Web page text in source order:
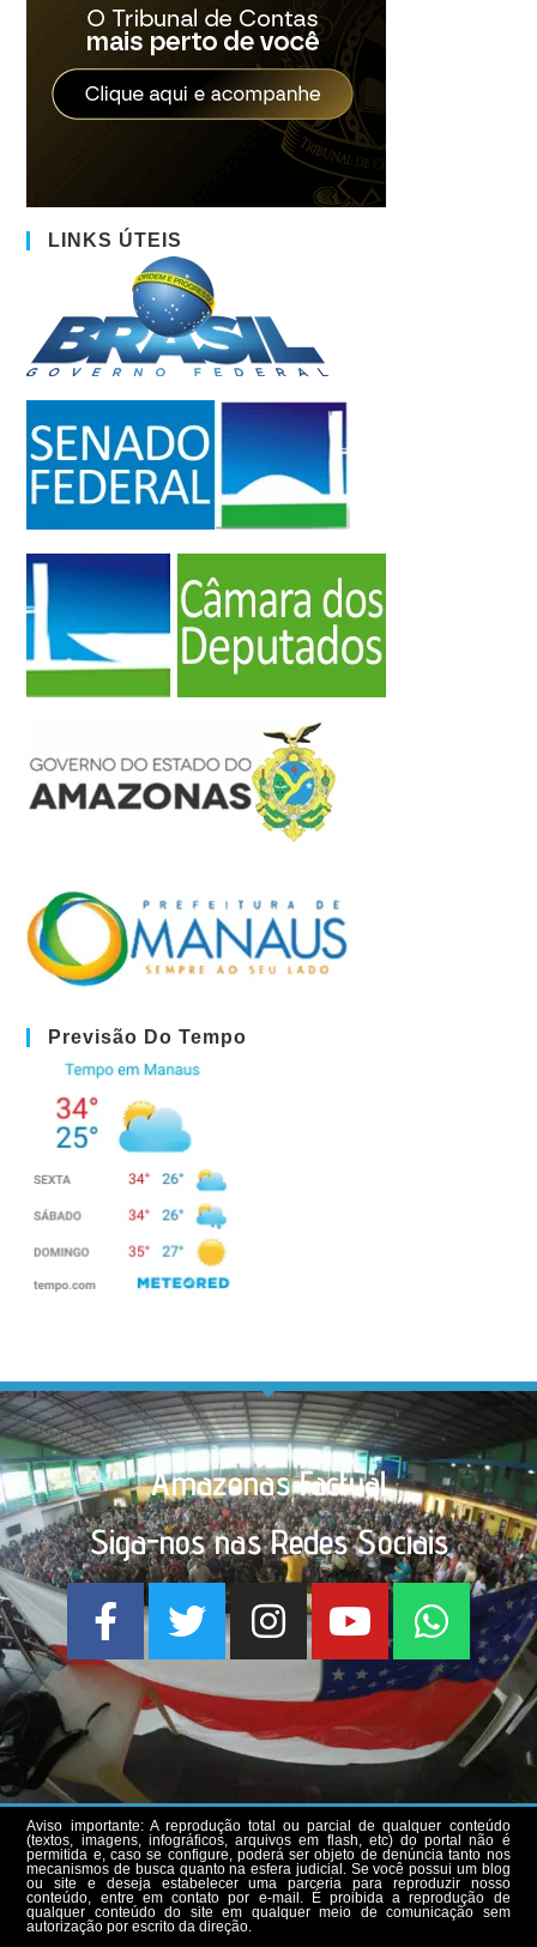
LINKS ÚTEIS
Previsão Do Tempo
Amazonas Factual
Siga-nos nas Redes Sociais
Aviso importante: A reprodução total ou parcial de qualquer conteúdo
(textos, imagens, infográficos, arquivos em flash, etc) do portal não é
permitida e, caso se configure, poderá ser objeto de denúncia tanto nos
mecanismos de busca quanto na esfera judicial. Se você possui um blog
ou site e deseja estabelecer uma parceria para reproduzir nosso
conteúdo, entre em contato por e-mail. É proibida a reprodução de
qualquer conteúdo do site em qualquer meio de comunicação sem
autorização por escrito da direção.